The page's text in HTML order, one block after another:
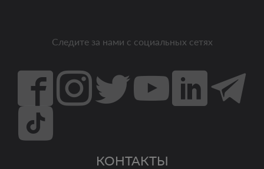
Следите за нами с социальных сетях
КОНТАКТЫ